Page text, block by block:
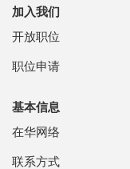
加入我们
开放职位
职位申请
基本信息
在华网络
联系方式